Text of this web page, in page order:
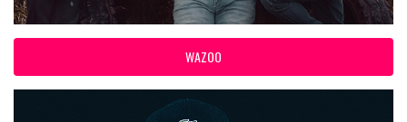
WAZOO